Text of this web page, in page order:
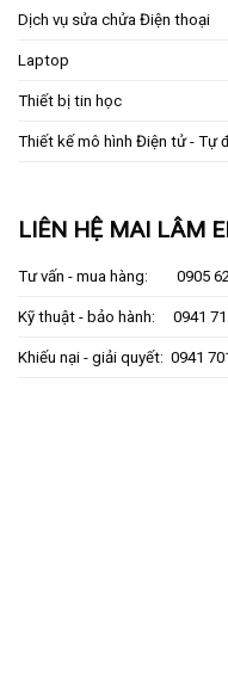
Dịch vụ sửa chửa Điện thoại
Laptop
Thiết bị tin học
Thiết kế mô hình Điện tử - Tự
LIÊN HỆ MAI LÂM
Tư vấn - mua hàng: 0905
Kỹ thuật - bảo hành: 0941
Khiếu nại - giải quyết: 0941